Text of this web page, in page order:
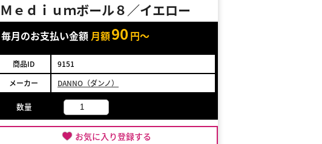
Ｍｅｄｉｕｍボール８／イエロー
毎月のお支払い金額 月額90 円～
商品ID
9151
メーカー
DANNO（ダンノ）
数量
お気に入り登録する